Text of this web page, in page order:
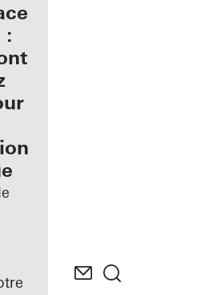
pour
: